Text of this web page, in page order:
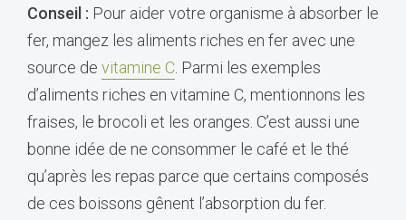
Conseil : Pour aider votre organisme à absorber le
fer, mangez les aliments riches en fer avec une
source de vitamine C . Parmi les exemples
d’aliments riches en vitamine C, mentionnons les
fraises, le brocoli et les oranges. C’est aussi une
bonne idée de ne consommer le café et le thé
qu’après les repas parce que certains composés
de ces boissons gênent l’absorption du fer.